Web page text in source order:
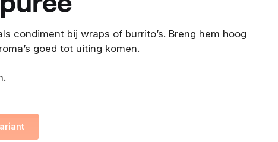
condiment bij wraps of burrito’s. Breng hem hoog
goed tot uiting komen.